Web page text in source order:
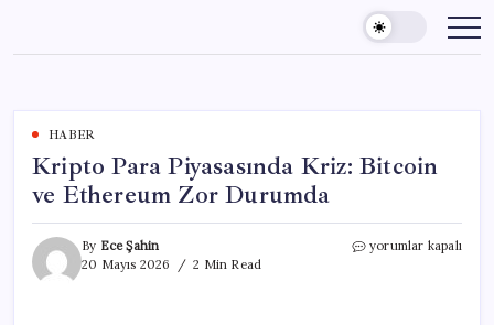
content
HABER
Kripto Para Piyasasında Kriz: Bitcoin
ve Ethereum Zor Durumda
By Ece Şahin
20 Mayıs 2026
2 Min Read
Kripto
yorumlar kapalı